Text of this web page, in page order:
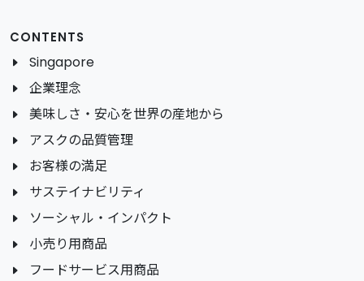
CONTENTS
Singapore
企業理念
美味しさ・安心を世界の産地から
アスクの品質管理
お客様の満足
サステイナビリティ
ソーシャル・インパクト
小売り用商品
フードサービス用商品